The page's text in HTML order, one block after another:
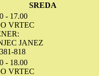
SREDA
- 17.00
VRTEC
JANEZ
818
- 18.00
VRTEC